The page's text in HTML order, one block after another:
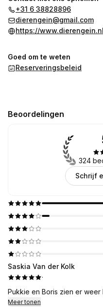
+31 6 38828896
dierengein@gmail.com
https://www.dierengein.nl
Goed om te weten
Reserveringsbeleid
Beoordelingen
324
Schrijf
Saskia Van der Kolk
·
Pukkie en Boris zien er
Meer tonen